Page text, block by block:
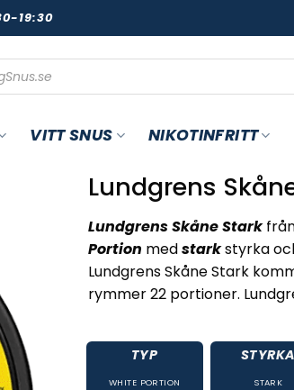
19:30
VITT SNUS NIKOTINFRITT
Lundgrens
Lundgrens Skåne Stark
Portion medstarkstyrka
Lundgrens Skåne Stark
rymmer 22 portioner.
TYP
WHITE PORTION
STYRKA
STARK